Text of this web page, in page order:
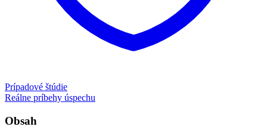
Prípadové štúdie
Reálne príbehy úspechu
Obsah